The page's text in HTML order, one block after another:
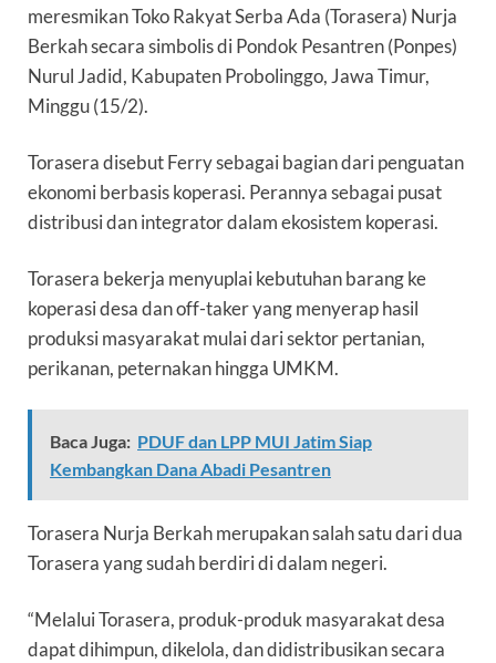
meresmikan Toko Rakyat Serba Ada (Torasera) Nurja
Berkah secara simbolis di Pondok Pesantren (Ponpes)
Nurul Jadid, Kabupaten Probolinggo, Jawa Timur,
Minggu (15/2).
Torasera disebut Ferry sebagai bagian dari penguatan
ekonomi berbasis koperasi. Perannya sebagai pusat
distribusi dan integrator dalam ekosistem koperasi.
Torasera bekerja menyuplai kebutuhan barang ke
koperasi desa dan off-taker yang menyerap hasil
produksi masyarakat mulai dari sektor pertanian,
perikanan, peternakan hingga UMKM.
Baca Juga: PDUF dan LPP MUI Jatim Siap
Kembangkan Dana Abadi Pesantren
Torasera Nurja Berkah merupakan salah satu dari dua
Torasera yang sudah berdiri di dalam negeri.
“Melalui Torasera, produk-produk masyarakat desa
dapat dihimpun, dikelola, dan didistribusikan secara